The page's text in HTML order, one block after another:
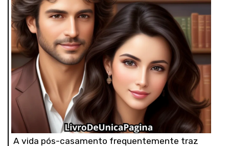
A vida pós-casamento frequentemente traz